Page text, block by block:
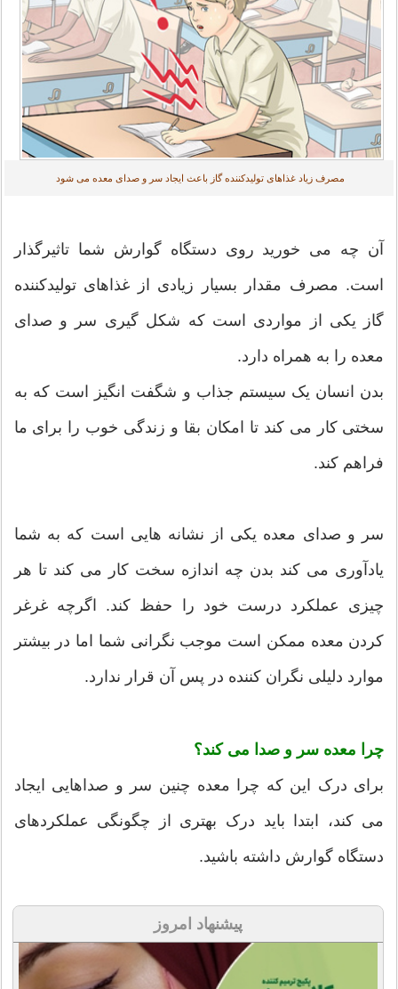
مصرف زیاد غذاهای تولیدکننده گاز باعث ایجاد سر و صدای معده می شود
آن چه می خورید روی دستگاه گوارش شما تاثیرگذار
است. مصرف مقدار بسیار زیادی از غذاهای تولیدکننده
گاز یکی از مواردی است که شکل گیری سر و صدای
معده را به همراه دارد.
بدن انسان یک سیستم جذاب و شگفت انگیز است که به
سختی کار می کند تا امکان بقا و زندگی خوب را برای ما
فراهم کند.
سر و صدای معده یکی از نشانه هایی است که به شما
یادآوری می کند بدن چه اندازه سخت کار می کند تا هر
چیزی عملکرد درست خود را حفظ کند. اگرچه غرغر
کردن معده ممکن است موجب نگرانی شما اما در بیشتر
موارد دلیلی نگران کننده در پس آن قرار ندارد.
چرا معده سر و صدا می کند؟
برای درک این که چرا معده چنین سر و صداهایی ایجاد
می کند، ابتدا باید درک بهتری از چگونگی عملکردهای
دستگاه گوارش داشته باشید.
پیشنهاد امروز